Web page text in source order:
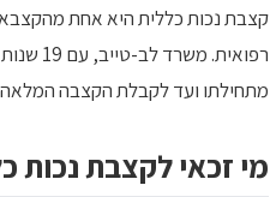
קצבת נכות כללית היא אחת
מתחילתו ועד לקבלת הקצבה
מי זכאי לקצבת נכות